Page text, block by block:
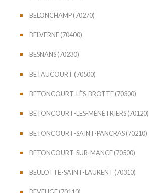
BELONCHAMP (70270)
BELVERNE (70400)
BESNANS (70230)
BÉTAUCOURT (70500)
BETONCOURT-LÈS-BROTTE (70300)
BÉTONCOURT-LES-MÉNÉTRIERS (70120)
BETONCOURT-SAINT-PANCRAS (70210)
BETONCOURT-SUR-MANCE (70500)
BEULOTTE-SAINT-LAURENT (70310)